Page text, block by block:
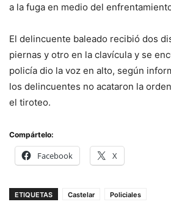
a la fuga en medio del
El delincuente baleado recibió dos
piernas y otro en la clavícula y se
policía dio la voz en alto, según
los delincuentes no acataron la
el tiroteo.
Compártelo:
Facebook X
ETIQUETAS Castelar Policiales